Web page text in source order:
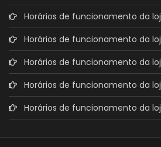
Horários de funcionamento da
Horários de funcionamento da
Horários de funcionamento da
Horários de funcionamento da
Horários de funcionamento da